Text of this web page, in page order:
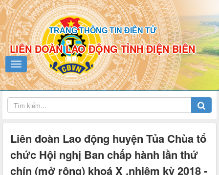
TRANG THÔNG TIN ĐIỆN TỬ
LIÊN ĐOÀN LAO ĐỘNG TỈNH ĐIỆN BIÊN
Liên đoàn Lao động huyện Tủa Chùa tổ
chức Hội nghị Ban chấp hành lần thứ
chín (mở rộng) khoá X ,nhiệm kỳ 2018 -